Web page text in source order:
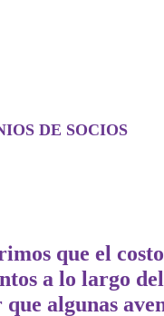
DE SOCIOS
que el
a lo largo
que algunas